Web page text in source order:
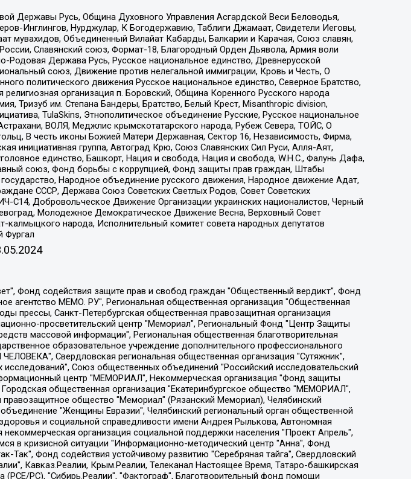
Державы Русь, Община Духовного Управления Асгардской Веси Беловодья,
Инглингов, Нурджулар, К Богодержавию, Таблиги Джамаат, Свидетели Иеговы,
мувахидов, Объединенный Вилайат Кабарды, Балкарии и Карачая, Союз славян,
Славянский союз, Формат-18, Благородный Орден Дьявола, Армия воли
Родовая Держава Русь, Русское национальное единство, Древнерусской
союз, Движение против нелегальной иммиграции, Кровь и Честь, О
политического движения Русское национальное единство, Северное Братство,
организация п. Боровский, Община Коренного Русского народа
Тризуб им. Степана Бандеры, Братство, Белый Крест, Misanthropic division,
TulaSkins, Этнополитическое объединение Русские, Русское национальное
ВОЛЯ, Меджлис крымскотатарского народа, Рубеж Севера, ТОЙС, О
В честь иконы Божией Матери Державная, Сектор 16, Независимость, Фирма,
инициативная группа, Автоград Крю, Союз Славянских Сил Руси, Алля-Аят,
единство, Башкорт, Нация и свобода, Нация и свобода, W.H.С., Фалунь Дафа,
союз, Фонд борьбы с коррупцией, Фонд защиты прав граждан, Штабы
Народное объединение русского движения, Народное движение Адат,
СССР, Держава Союз Советских Светлых Родов, Совет Советских
С14, Добровольческое Движение Организации украинских националистов, Черный
Молодежное Демократическое Движение Весна, Верховный Совет
калмыцкого народа, Исполнительный комитет совета народных депутатов
Фургал
Владимир Александрович, Общество с ограниченной ответственностью "ЗП", Иванова София Юрьевна, Карезина Инна Павловна, Кильтау Екатерина Викторовна, Петров Алексей Викторович, Пискунов Сергей Евгеньевич, Смирнов Сергей Сергеевич, Тихонов Михаил Сергеевич, Общество с ограниченной ответственностью "ЖУРНАЛИСТ-ИНОСТРАННЫЙ АГЕНТ", Арапова Галина Юрьевна, Вольтская Татьяна Анатольевна, Американская компания "Mason G.E.S. Anonymous Foundation" (США), являющаяся владельцем интернет-издания https://mnews.world/, Компания "Stichting Bellingcat", зарегистрированная в Нидерландах (дата регистрации 11.07.2018), Захаров Андрей Вячеславович, Клепиковская Екатерина Дмитриевна, Общество с ограниченной ответственностью "МЕМО", Перл Роман Александрович, Симонов Евгений Алексеевич, Соловьева Елена Анатольевна, Сотников Даниил Владимирович, Сурначева Елизавета Дмитриевна, Автономная некоммерческая организация по защите прав человека и информированию населения "Якутия – Наше Мнение", Общество с ограниченной ответственностью "Москоу диджитал медиа", с 26.01.2023 Общество с ограниченной ответственностью "Чайка Белые сады", Ветошкина Валерия Валерьевна, Заговора Максим Александрович, Межрегиональное общественное движение "Российская ЛГБТ - сеть", Оленичев Максим Владимирович, Павлов Иван Юрьевич, Скворцова Елена Сергеевна, Общество с ограниченной ответственностью "Как бы инагент", Кочетков Игорь Викторович, Общество с ограниченной ответственностью "Честные выборы", Еланчик Олег Александрович, Общество с ограниченной ответственностью "Нобелевский призыв", Гималова Регина Эмилевна, Григорьев Андрей Валерьевич, Григорьева Алина Александровна, Ассоциация по содействию защите прав призывников, альтернативнослужащих и военнослужащих "Правозащитная группа "Гражданин.Армия.Право", Хисамова Регина Фаритовна, Автономная некоммерческая организация по реализации социально-правовых программ "Лилит", Дальневосточное общественное движение "Маяк", Санкт-Петербургская ЛГБТ-инициативная группа "Выход", Инициативная группа ЛГБТ+ "Реверс", Алексеев Андрей Викторович, Бекбулатова Таисия Львовна, Беляев Иван Михайлович, Владыкина Елена Сергеевна, Гельман Марат Александрович, Никульшина Вероника Юрьевна, Толоконникова Надежда Андреевна, Шендерович Виктор Анатольевич, Общество с ограниченной ответственностью "Данное сообщение", Общество с ограниченной ответственностью Издательский дом "Новая глава", Айнбиндер Александра Александровна, Московский комьюнити-центр для ЛГБТ+инициатив, Благотворительный фонд развития филантропии, Deutsche Welle (Германия, Kurt-Schumacher-Strasse 3, 53113 Bonn), Борзунова Мария Михайловна, Воробьев Виктор Викторович, Голубева Анна Львовна, Константинова Алла Михайловна, Малкова Ирина Владимировна, Мурадов Мурад Абдулгалимович, Осетинская Елизавета Николаевна, Понасенков Евгений Николаевич, Ганапольский Матвей Юрьевич, Киселев Евгений Алексеевич, Борухович Ирина Григорьевна, Дремин Иван Тимофеевич, Дубровский Дмитрий Викторович, Красноярская региональная общественная организация поддержки и развития альтернативных образовательных технологий и межкультурных коммуникаций "ИНТЕРРА", Маяковская Екатерина Алексеевна, Фейгин Марк Захарович, Филимонов Андрей Викторович, Дзугкоева Регина Николаевна, Доброхотов Роман Александрович, Дудь Юрий Александрович, Елкин Сергей Владимирович, Кругликов Кирилл Игоревич, Сабунаева Мария Леонидовна, Семенов Алексей Владимирович, Шаинян Карен Багратович, Шульман Екатерина Михайловна, Асафьев Артур Валерьевич, Вахштайн Виктор Семенович, Венедиктов Алексей Алексеевич, Лушникова Екатерина Евгеньевна, Волков Леонид Михайлович, Невзоров Александр Глебович, Пархоменко Сергей Борисович, Сироткин Ярослав Николаевич, Кара-Мурза Владимир Владимирович, Баранова Наталья Владимировна, Гозман Леонид Яковлевич, Кагарлицкий Борис Юльевич, Климарев Михаил Валерьевич, Милов Владимир Станиславович, Автономная некоммерческая организация Краснодарский центр современного искусства "Типография", Моргенштерн Алишер Тагирович, Соболь Любовь Эдуардовна, Общество с ограниченной ответственностью "ЛИЗА НОРМ", Каспаров Гарри Кимович, Ходорковский Михаил Борисович, Общество с ограниченной ответственностью "Апрельские тезисы", Данилович Ирина Брониславовна, Кашин Олег Владимирович, Петров Николай Владимирович, Пивоваров Алексей Владимирович, Соколов Михаил Владимирович, Цветкова Юлия Владимировна, Чичваркин Евгений Александрович, Комитет против пыток/Команда против пыток, Общество с ограниченной ответственностью "Первый научный", Общество с ограниченной ответственностью "Вертолет и ко", Белоцерковская Вероника Борисовна, Кац Максим Евгеньевич, Лазарева Татьяна Юрьевна, Шаведдинов Руслан Табризович, Яшин Илья Валерьевич, Общество с ограниченной ответственностью "Иноагент ААВ", Алешковский Дмитрий Петрович, Альбац Евгения Марковна, Быков Дмитрий Львович, Галямина Юлия Евгеньевна, Лойко Сергей Леонидович, Мартынов Кирилл Константинович, Медведев Сергей Александрович, Крашенинников Федор Геннадиевич, Гордеева Катерина Вл